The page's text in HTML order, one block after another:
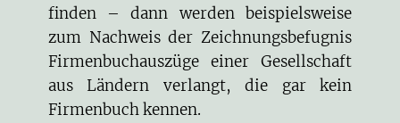
finden – dann werden beispielsweise
zum Nachweis der Zeichnungsbefugnis
Firmenbuchauszüge einer Gesellschaft
aus Ländern verlangt, die gar kein
Firmenbuch kennen.